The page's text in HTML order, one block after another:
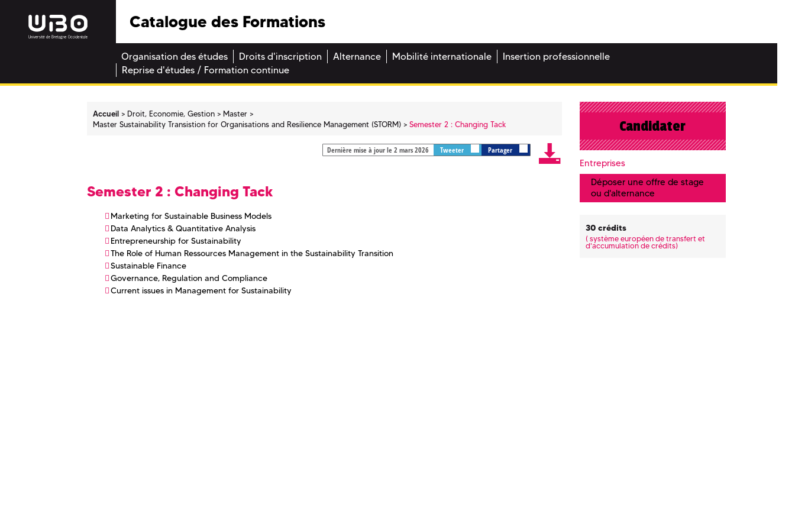
Catalogue des Formations
Organisation des études Droits d'inscription Alternance Mobilité internationale
Insertion professionnelle
Reprise d'études / Formation continue
Accueil Droit, Economie, Gestion
Master
Master Sustainability Transistion for Organisations and Resilience Management (STORM)
Semester 2 : Changing Tack
Dernière mise à jour le 2 mars 2026 Tweeter Partager
Semester 2 : Changing Tack
Marketing for Sustainable Business Models
Data Analytics & Quantitative Analysis
Entrepreneurship for Sustainability
The Role of Human Ressources Management in the Sustainability Transition
Sustainable Finance
Governance, Regulation and Compliance
Current issues in Management for Sustainability
Candidater
Entreprises
Déposer une offre de stage
ou d'alternance
30 crédits
(système européen de transfert et
d'accumulation de crédits)